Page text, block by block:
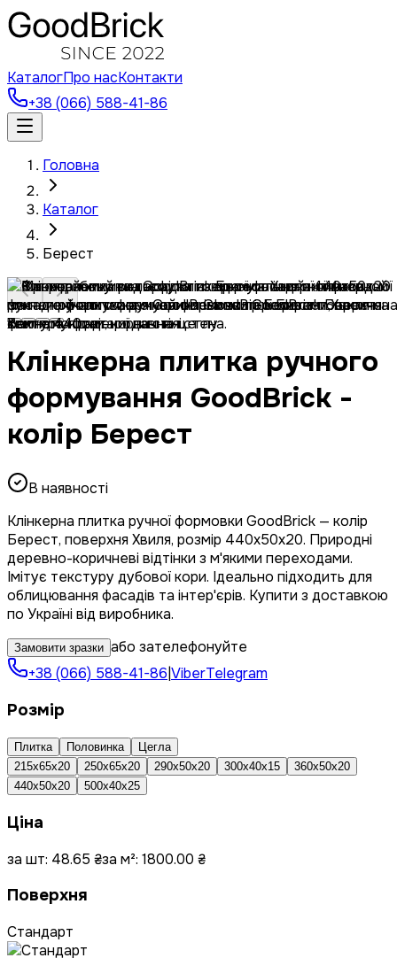
КаталогПро насКонтакти
+38 (066) 588-41-86
Головна
Каталог
Берест
Клінкерна плитка ручного
формування GoodBrick -
колір Берест
В наявності
Клінкерна плитка ручної формовки GoodBrick — колір
Берест, поверхня Хвиля, розмір 440x50x20. Природні
деревно-коричневі відтінки з м'якими переходами.
Імітує текстуру дубової кори. Ідеально підходить для
облицювання фасадів та інтер'єрів. Купити з доставкою
по Україні від виробника.
Замовити зразки або зателефонуйте
+38 (066) 588-41-86 ViberTelegram
Розмір
Плитка Половинка
Цегла
215x65x20
250x65x20 290x50x20 300x40x15
360x50x20
440x50x20
500x40x25
Ціна
за шт: 48.65 ₴за м²: 1800.00 ₴
Поверхня
Стандарт